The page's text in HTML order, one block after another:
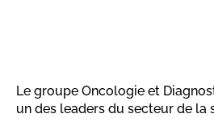
Le groupe Oncologie et
un des leaders du secteur de la